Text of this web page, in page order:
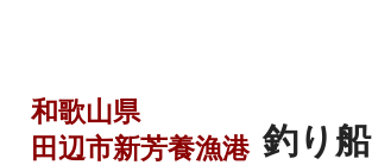
釣り船
和歌山県
田辺市新芳養漁港